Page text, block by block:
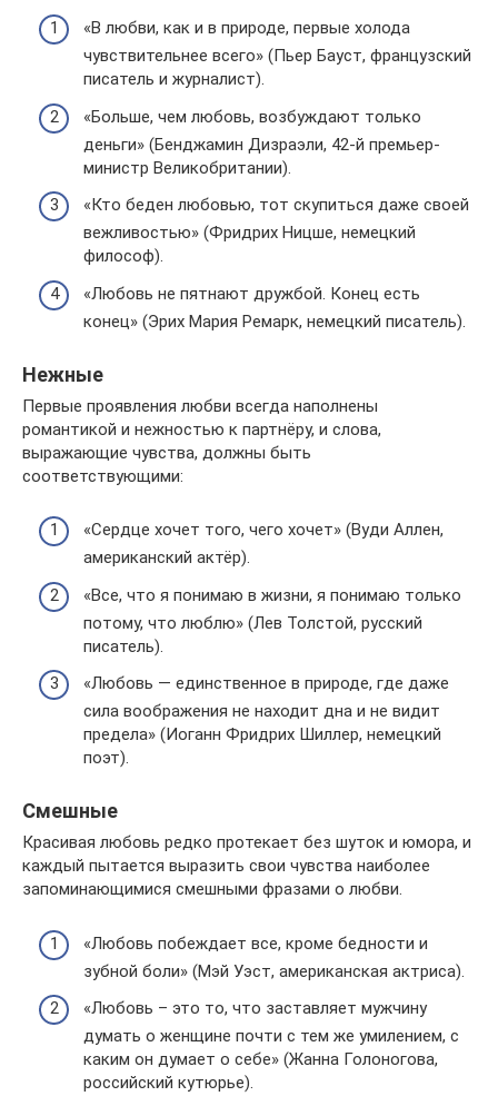
«В любви, как и в природе, первые холода
чувствительнее всего» (Пьер Бауст, французский
писатель и журналист).
«Больше, чем любовь, возбуждают только
деньги» (Бенджамин Дизраэли, 42-й премьер-
министр Великобритании).
«Кто беден любовью, тот скупиться даже своей
вежливостью» (Фридрих Ницше, немецкий
философ).
«Любовь не пятнают дружбой. Конец есть
конец» (Эрих Мария Ремарк, немецкий писатель).
Нежные
Первые проявления любви всегда наполнены
романтикой и нежностью к партнёру, и слова,
выражающие чувства, должны быть
соответствующими:
«Сердце хочет того, чего хочет» (Вуди Аллен,
американский актёр).
«Все, что я понимаю в жизни, я понимаю только
потому, что люблю» (Лев Толстой, русский
писатель).
«Любовь — единственное в природе, где даже
сила воображения не находит дна и не видит
предела» (Иоганн Фридрих Шиллер, немецкий
поэт).
Смешные
Красивая любовь редко протекает без шуток и юмора, и
каждый пытается выразить свои чувства наиболее
запоминающимися смешными фразами о любви.
«Любовь побеждает все, кроме бедности и
зубной боли» (Мэй Уэст, американская актриса).
«Любовь – это то, что заставляет мужчину
думать о женщине почти с тем же умилением, с
каким он думает о себе» (Жанна Голоногова,
российский кутюрье).